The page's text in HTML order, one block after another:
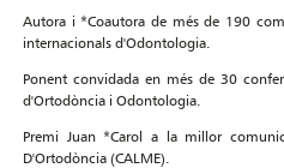
Autora i *Coautora de més de 190
internacionals d'Odontologia.
Ponent convidada en més de 30
d'Ortodòncia i Odontologia.
Premi Juan *Carol a la millor
D'Ortodòncia (CALME).